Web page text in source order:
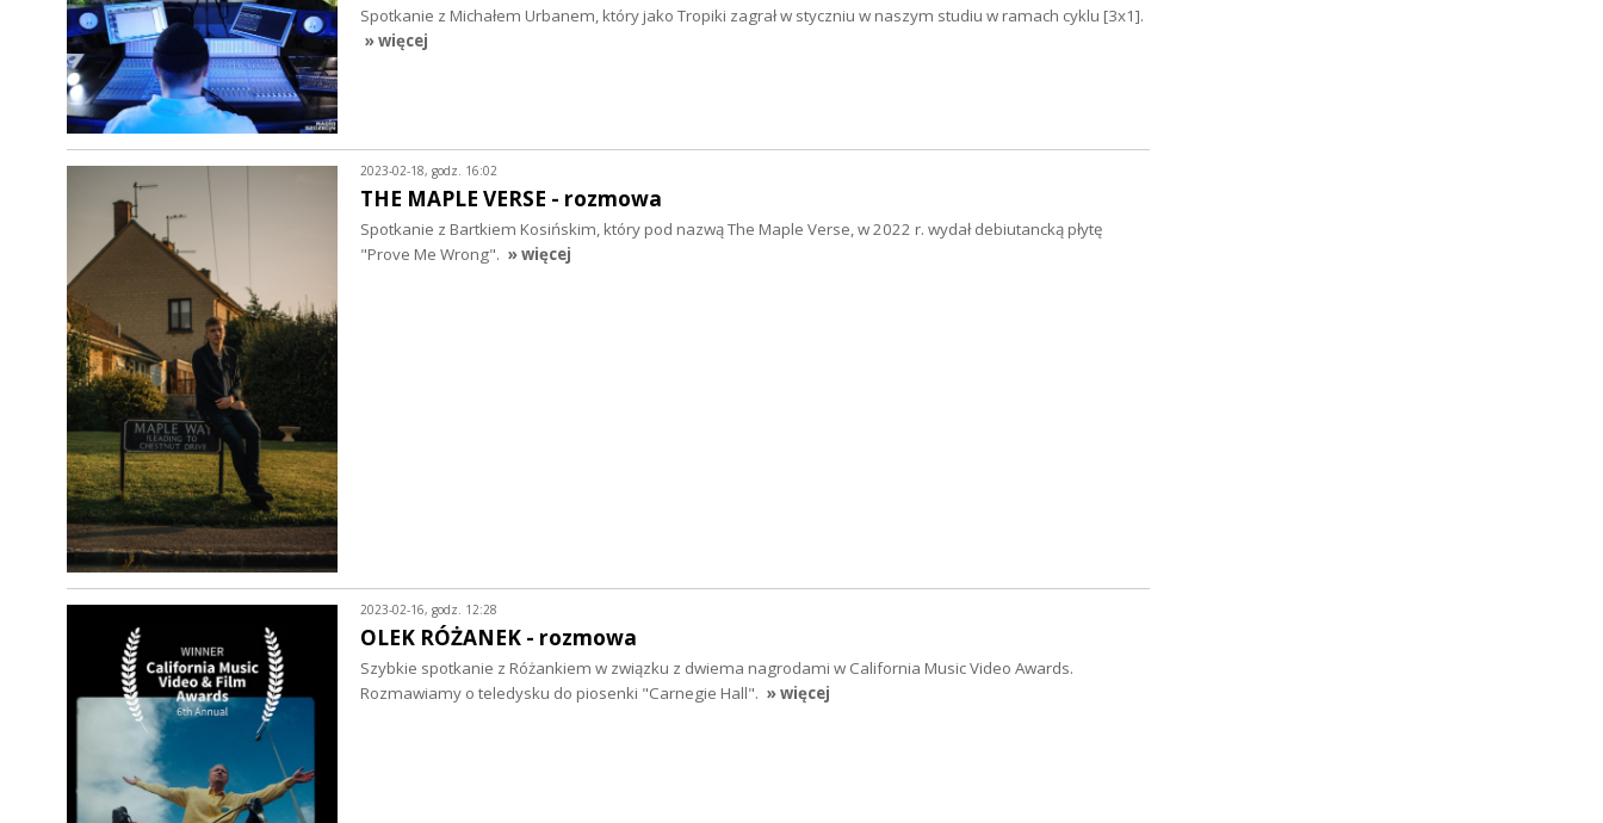
Spotkanie z Michałem Urbanem, który jako Tropiki zagrał w styczniu w naszym studiu w ramach cyklu [3x1].
» więcej
2023-02-18, godz. 16:02
THE MAPLE VERSE - rozmowa
Spotkanie z Bartkiem Kosińskim, który pod nazwą The Maple Verse, w 2022 r. wydał debiutancką płytę
"Prove Me Wrong". » więcej
2023-02-16, godz. 12:28
OLEK RÓŻANEK - rozmowa
Szybkie spotkanie z Różankiem w związku z dwiema nagrodami w California Music Video Awards.
Rozmawiamy o teledysku do piosenki "Carnegie Hall". » więcej